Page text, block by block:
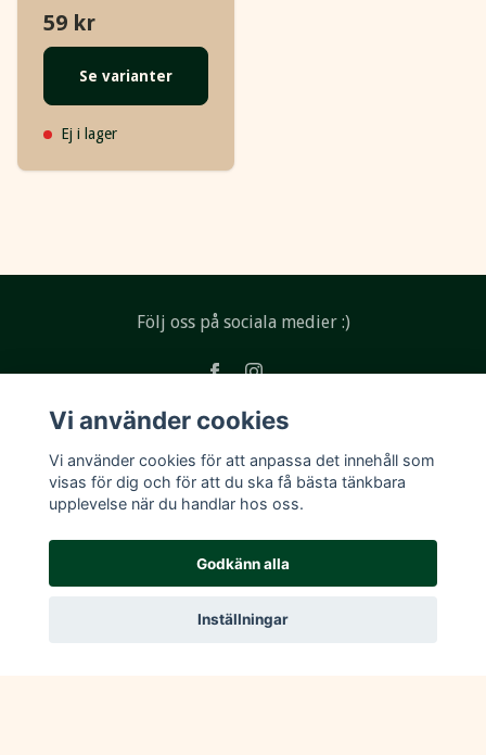
59 kr
Se varianter
Ej i lager
Följ oss på sociala medier :)
Läs mer
Köpvillkor
Kontakt
Vi använder cookies
Vi använder cookies för att anpassa det innehåll som
visas för dig och för att du ska få bästa tänkbara
upplevelse när du handlar hos oss.
Godkänn alla
Inställningar